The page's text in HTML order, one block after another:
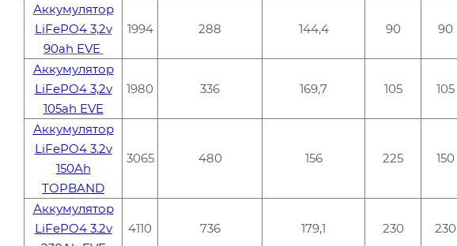
Аккумулятор
LiFePO4 3,2v
90ah EVE
1994 288 144,4 90 90
Аккумулятор
LiFePO4 3,2v
105ah EVE
1980 336 169,7 105 105
Аккумулятор
LiFePO4 3.2v
150Ah
TOPBAND
3065 480 156 225 150
Аккумулятор
LiFePO4 3.2v
4110 736 179,1 230 230